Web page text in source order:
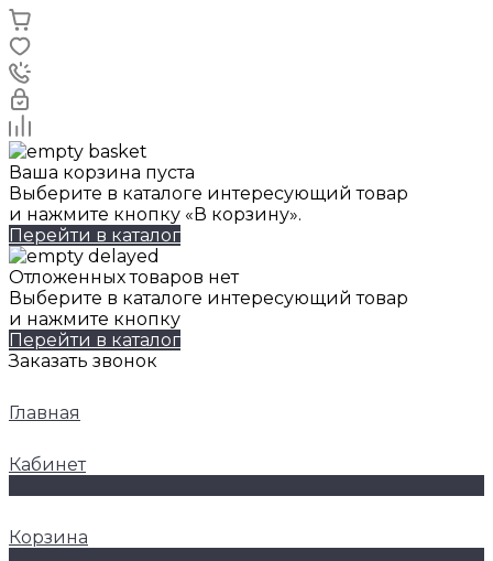
Ваша корзина пуста
Выберите в каталоге интересующий товар
и нажмите кнопку «В корзину».
Перейти в каталог
Отложенных товаров нет
Выберите в каталоге интересующий товар
и нажмите кнопку
Перейти в каталог
Заказать звонок
Главная
Кабинет
Корзина